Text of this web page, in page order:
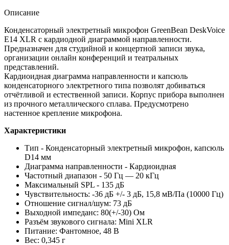
Описание
Конденсаторный электретный микрофон GreenBean DeskVoice
E14 XLR с кардиодной диаграммой направленности.
Предназначен для студийной и концертной записи звука,
организации онлайн конференций и театральных
представлений.
Кардиоидная диаграмма направленности и капсюль
конденсаторного электретного типа позволят добиваться
отчётливой и естественной записи. Корпус прибора выполнен
из прочного металлического сплава. Предусмотрено
настенное крепление микрофона.
Характеристики
Тип - Конденсаторный электретный микрофон, капсюль
D14 мм
Диаграмма направленности - Кардиоидная
Частотный диапазон - 50 Гц — 20 кГц
Максимальный SPL - 135 дБ
Чувствительность: -36 дБ +/- 3 дБ, 15,8 мВ/Па (10000 Гц)
Отношение сигнал/шум: 73 дБ
Выходной импеданс: 80(+/-30) Ом
Разъём звукового сигнала: Mini XLR
Питание: Фантомное, 48 В
Вес: 0,345 г